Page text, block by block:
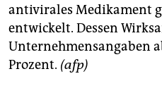
antivirales Medikament
entwickelt. Dessen
Unternehmensangaben
Prozent. (afp)